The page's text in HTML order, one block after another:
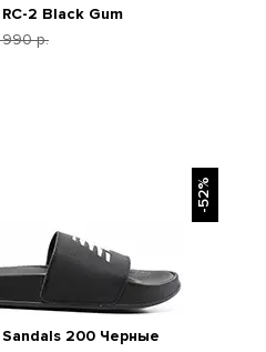
2 Black Gum
990 р.
-52%
200 Черные